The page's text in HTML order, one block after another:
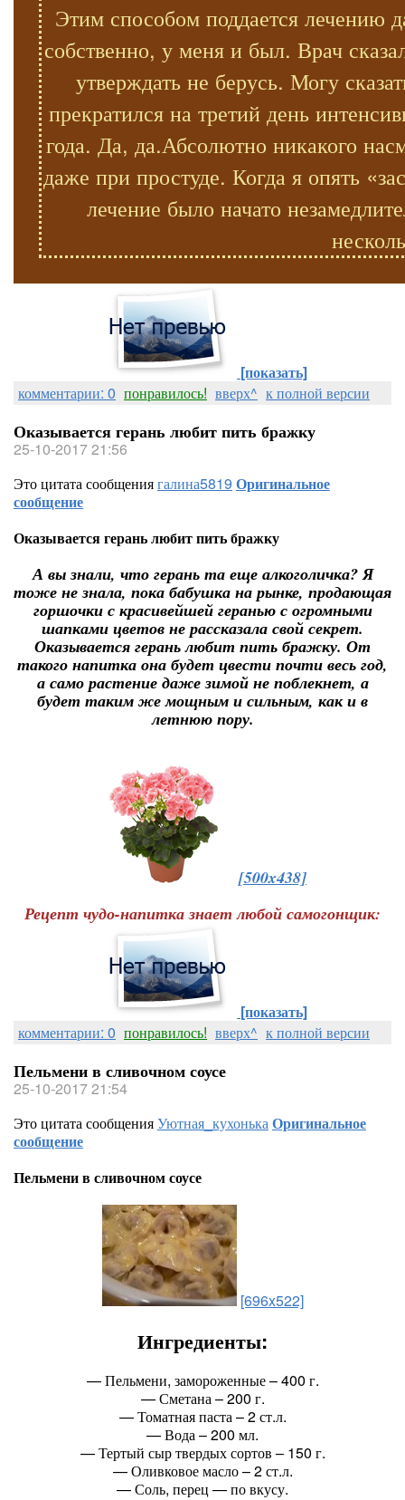
Этим способом поддается лечению
собственно, у меня и был. Врач
утверждать не берусь. Могу
прекратился на третий день
года. Да, да.Абсолютно никакого
даже при простуде. Когда я опять
лечение было начато
[показать]
комментарии: 0 понравилось! вверх^ к полной версии
Оказывается герань любит пить бражку
25-10-2017 21:56
Это цитата сообщениягалина5819 Оригинальное
сообщение
Оказывается герань любит пить бражку
А вы знали, что герань та еще алкоголичка? Я
тоже не знала, пока бабушка на рынке, продающая
горшочки с красивейшей геранью с огромными
шапками цветов не рассказала свой секрет.
Оказывается герань любит пить бражку. От
такого напитка она будет цвести почти весь год,
а само растение даже зимой не поблекнет, а
будет таким же мощным и сильным, как и в
летнюю пору.
[500x438]
Рецепт чудо-напитка знает любой самогонщик:
[показать]
комментарии: 0 понравилось! вверх^ к полной версии
Пельмени в сливочном соусе
25-10-2017 21:54
Это цитата сообщенияУютная_кухонькаОригинальное
сообщение
Пельмени в сливочном соусе
[696x522]
Ингредиенты:
— Пельмени, замороженные – 400 г.
— Сметана – 200 г.
— Томатная паста – 2 ст.л.
— Вода – 200 мл.
— Тертый сыр твердых сортов – 150 г.
— Оливковое масло – 2 ст.л.
— Соль, перец — по вкусу.